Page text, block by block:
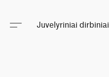
Juvelyriniai dirbiniai